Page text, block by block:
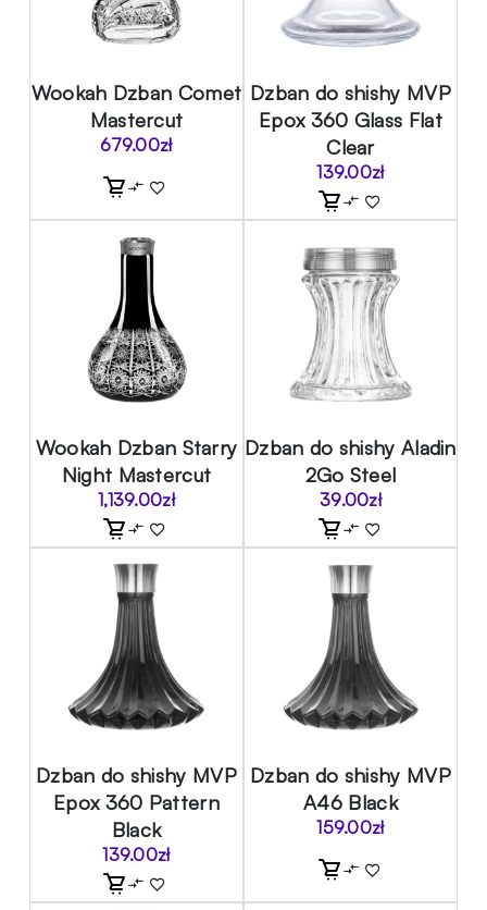
Wookah Dzban Comet
Mastercut
679.00zł
Dzban do shishy MVP
Epox 360 Glass Flat
Clear
139.00zł
Wookah Dzban Starry
Night Mastercut
1,139.00zł
Dzban do shishy Aladin
2Go Steel
39.00zł
Dzban do shishy MVP
Epox 360 Pattern
Black
139.00zł
Dzban do shishy MVP
A46 Black
159.00zł